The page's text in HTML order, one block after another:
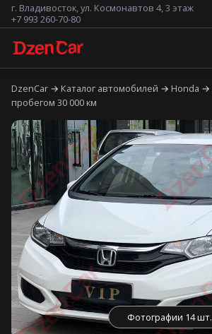
г. Владивосток, ул. Космонавтов 4, 3 этаж
+7 993 260-70-80
DzenCar Каталог автомобилей Honda
пробегом 30 000 км
Фотографии 14 шт.